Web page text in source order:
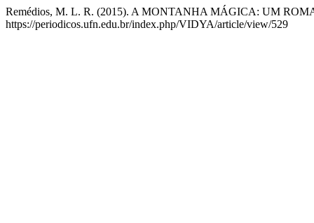
Remédios, M. L. R. (2015). A MONTANHA MÁGICA: UM
https://periodicos.ufn.edu.br/index.php/VIDYA/article/view/529